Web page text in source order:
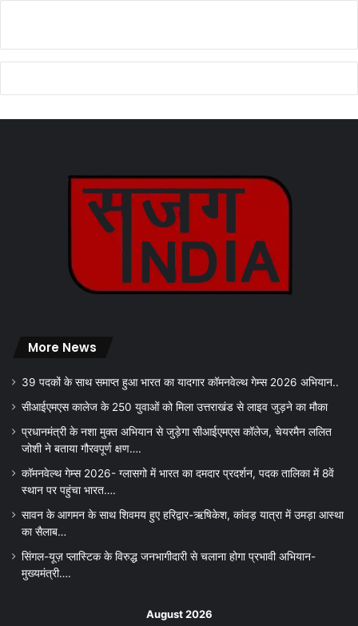
More News
39 पदकों के साथ समाप्त हुआ भारत का यादगार कॉमनवेल्थ गेम्स 2026 अभियान..
सीआईएमएस कालेज के 250 युवाओं को मिला उत्तराखंड से लाइव जुड़ने का मौका
प्रधानमंत्री के नशा मुक्त अभियान से जुड़ेगा सीआईएमएस कॉलेज, चेयरमैन ललित
जोशी ने बताया गौरवपूर्ण क्षण….
कॉमनवेल्थ गेम्स 2026- ग्लासगो में भारत का दमदार प्रदर्शन, पदक तालिका में 8वें
स्थान पर पहुंचा भारत….
सावन के आगमन के साथ शिवमय हुए हरिद्वार-ऋषिकेश, कांवड़ यात्रा में उमड़ा आस्था
का सैलाब…
सिंगल-यूज़ प्लास्टिक के विरुद्ध जनभागीदारी से चलाना होगा प्रभावी अभियान-
मुख्यमंत्री….
August 2026